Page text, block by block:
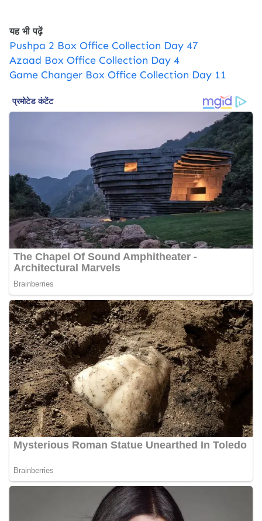
यह भी पढ़ें
Pushpa 2 Box Office Collection Day 47
Azaad Box Office Collection Day 4
Game Changer Box Office Collection Day 11